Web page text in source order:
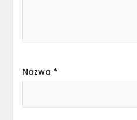
Nazwa *